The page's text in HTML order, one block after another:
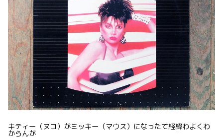
キティー（ヌコ）がミッキー（マウス）になったて経緯わよくわ
からんが